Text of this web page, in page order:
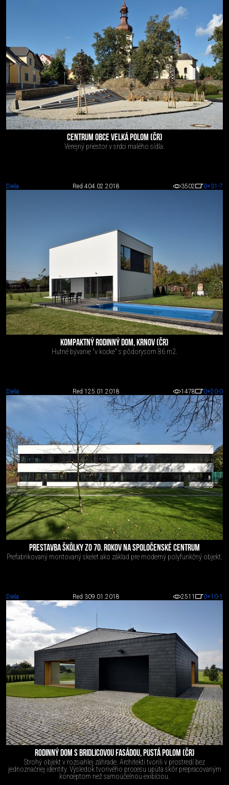
CENTRUM OBCE VELKÁ POLOM (ČR)
Verejný priestor v srdci malého sídla.
Diela Red 404.02.2018 3502 0+31 -7
KOMPAKTNÝ RODINNÝ DOM, KRNOV (ČR)
Hutné bývanie "v kocke" s pôdorysom 86 m2.
Diela Red 1 25.01.2018 1478 0+20-0
PRESTAVBA ŠKÔLKY ZO 70. ROKOV NA SPOLOČENSKÉ CENTRUM
Prefabrikovaný montovaný skelet ako základ pre moderný polyfunkčný objekt.
Diela Red 309.01.2018 2511 0+10-1
RODINNÝ DOM S BRIDLICOVOU FASÁDOU, PUSTÁ POLOM (ČR)
Strohý objekt v rozsiahlej záhrade. Architekti tvorili v prostredí bez
jednoznačnej identity. Výsledok tvorivého procesu upúta skôr prepracovaným
konceptom než samoúčelnou exibíciou.